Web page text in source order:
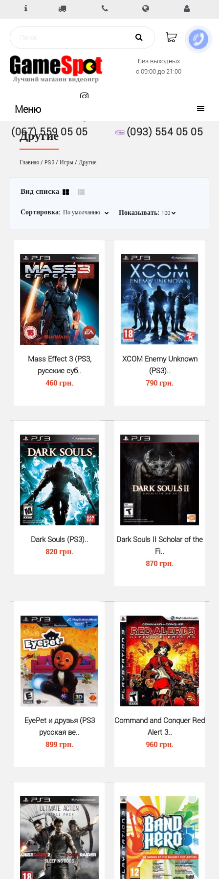
Без выходных
с 09:00 до 21:00
(067) 559 05 05 (093) 554 05 05
Меню
Другие
Главная PS3 Игры Другие
Вид списка
Сортировка: Показывать:
460 грн.
Игра Mass Effect 3– заключительная часть легендарной
космической саги, что была разработана канадско..
XCOM Enemy Unknown (PS3)..
790 грн.
XCOM: Enemy Unknown (PS3) - великолепный римейк
Mass Effect 3 (PS3,
русские суб..
460 грн.
XCOM Enemy Unknown
(PS3)..
790 грн.
Dark Souls (PS3)..
820 грн.
Dark Souls II Scholar of the
Fi..
870 грн.
EyePet и друзья (PS3
русская ве..
899 грн.
Command and Conquer Red
Alert 3..
960 грн.